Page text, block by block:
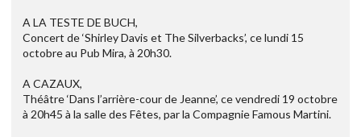
A LA TESTE DE BUCH,
Concert de ‘Shirley Davis et The Silverbacks’, ce lundi 15
octobre au Pub Mira, à 20h30.
A CAZAUX,
Théâtre ‘Dans l’arrière-cour de Jeanne’, ce vendredi 19 octobre
à 20h45 à la salle des Fêtes, par la Compagnie Famous Martini.